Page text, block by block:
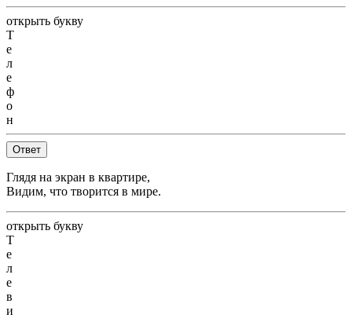
открыть букву
Т
е
л
е
ф
о
н
Ответ
Глядя на экран в квартире,
Видим, что творится в мире.
открыть букву
Т
е
л
е
в
и